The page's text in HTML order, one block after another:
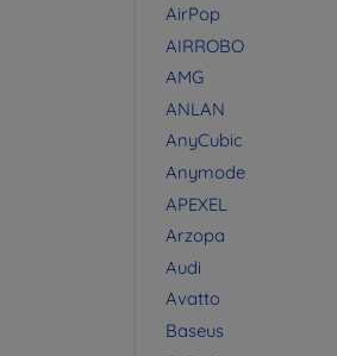
AirPop
AIRROBO
AMG
ANLAN
AnyCubic
Anymode
APEXEL
Arzopa
Audi
Avatto
Baseus